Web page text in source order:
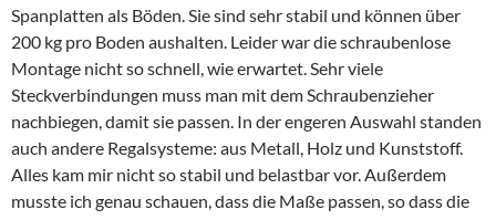
Spanplatten als Böden. Sie sind sehr stabil und können über
200 kg pro Boden aushalten. Leider war die schraubenlose
Montage nicht so schnell, wie erwartet. Sehr viele
Steckverbindungen muss man mit dem Schraubenzieher
nachbiegen, damit sie passen. In der engeren Auswahl standen
auch andere Regalsysteme: aus Metall, Holz und Kunststoff.
Alles kam mir nicht so stabil und belastbar vor. Außerdem
musste ich genau schauen, dass die Maße passen, so dass die